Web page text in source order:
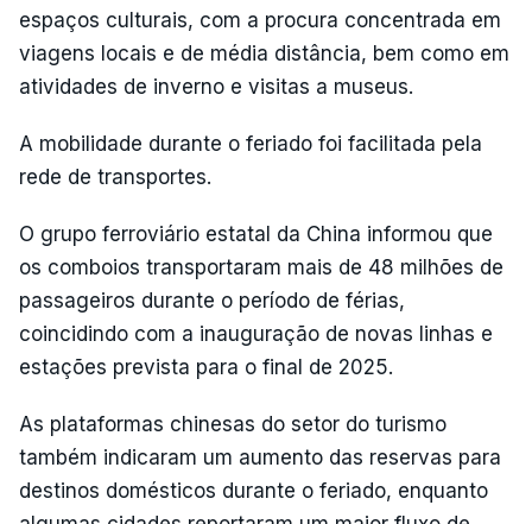
espaços culturais, com a procura concentrada em
viagens locais e de média distância, bem como em
atividades de inverno e visitas a museus.
A mobilidade durante o feriado foi facilitada pela
rede de transportes.
O grupo ferroviário estatal da China informou que
os comboios transportaram mais de 48 milhões de
passageiros durante o período de férias,
coincidindo com a inauguração de novas linhas e
estações prevista para o final de 2025.
As plataformas chinesas do setor do turismo
também indicaram um aumento das reservas para
destinos domésticos durante o feriado, enquanto